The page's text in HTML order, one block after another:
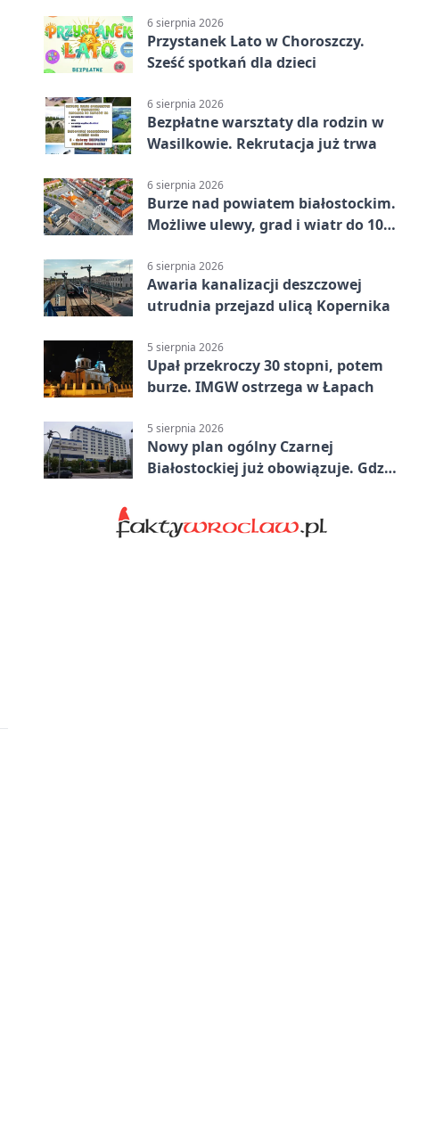
6 sierpnia 2026
Przystanek Lato w Choroszczy.
Sześć spotkań dla dzieci
6 sierpnia 2026
Bezpłatne warsztaty dla rodzin w
Wasilkowie. Rekrutacja już trwa
6 sierpnia 2026
Burze nad powiatem białostockim.
Możliwe ulewy, grad i wiatr do 100
6 sierpnia 2026
Awaria kanalizacji deszczowej
utrudnia przejazd ulicą Kopernika
5 sierpnia 2026
Upał przekroczy 30 stopni, potem
burze. IMGW ostrzega w Łapach
5 sierpnia 2026
Nowy plan ogólny Czarnej
Białostockiej już obowiązuje. Gdzie